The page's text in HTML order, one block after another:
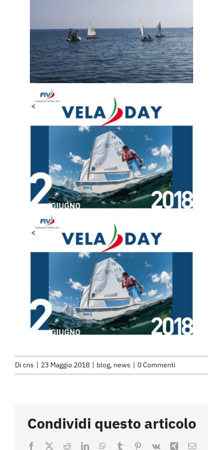
Di cns | 23 Maggio 2018 | blog, news | 0 Commenti
Condividi questo articolo
Facebook
X RedditLinkedInWhatsApp
TumblrPinterest
Vk Xing Email